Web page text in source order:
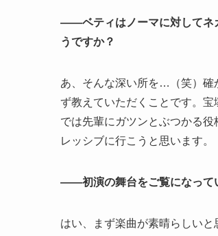
――ベティはノーマに対してネ
うですか？
あ、そんな深い所を…（笑）確
ず教えていただくことです。
では先輩にガツンとぶつかる
レッシブに行こうと思います。
――初演の舞台をご覧になって
はい、まず楽曲が素晴らしい